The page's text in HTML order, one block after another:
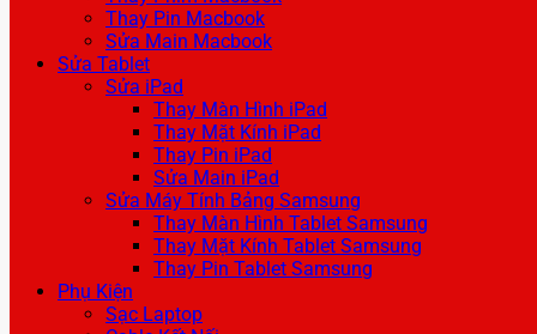
Thay Pin Macbook
Sửa Main Macbook
Sửa Tablet
Sửa iPad
Thay Màn Hình iPad
Thay Mặt Kính iPad
Thay Pin iPad
Sửa Main iPad
Sửa Máy Tính Bảng Samsung
Thay Màn Hình Tablet Samsung
Thay Mặt Kính Tablet Samsung
Thay Pin Tablet Samsung
Phụ Kiện
Sạc Laptop